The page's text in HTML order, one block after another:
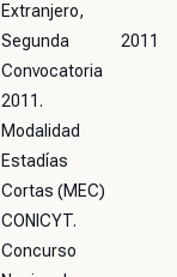
Extranjero,
Segunda
Convocatoria
2011.
Modalidad
Estadías
Cortas (MEC)
CONICYT.
2011
Concurso